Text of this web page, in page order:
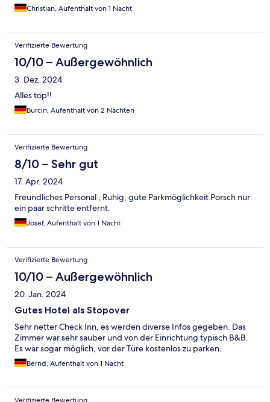
Christian, Aufenthalt von 1 Nacht
Verifizierte Bewertung
10/10 – Außergewöhnlich
3. Dez. 2024
Alles top!!
Burcin, Aufenthalt von 2 Nächten
Verifizierte Bewertung
8/10 – Sehr gut
17. Apr. 2024
Freundliches Personal , Ruhig, gute Parkmöglichkeit Porsch nur
ein paar schritte entfernt.
Josef, Aufenthalt von 1 Nacht
Verifizierte Bewertung
10/10 – Außergewöhnlich
20. Jan. 2024
Gutes Hotel als Stopover
Sehr netter Check Inn, es werden diverse Infos gegeben. Das
Zimmer war sehr sauber und von der Einrichtung typisch B&B.
Es war sogar möglich, vor der Türe kostenlos zu parken.
Bernd, Aufenthalt von 1 Nacht